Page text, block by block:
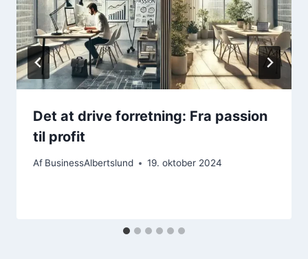
Det at drive forretning: Fra passion
til profit
Af BusinessAlbertslund 19. oktober 2024